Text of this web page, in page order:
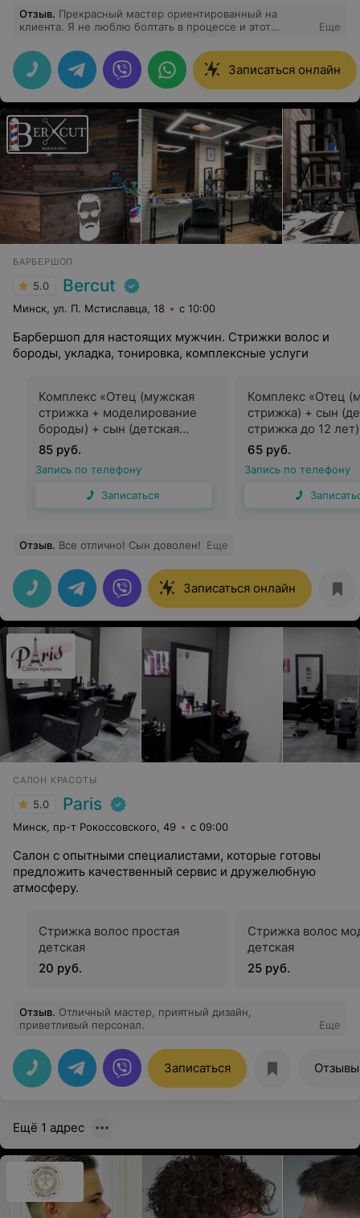
Отзыв. Прекрасный мастер ориентированный на
клиента. Я не люблю болтать в процессе и этот
меня это очень важно. Что касается самой работы,
Александара внимательна и аккуратна.. и не
маловажно - выполняет работу быстро. Мой топ
мастер уже несколько лет. Спасибо!
Еще
Записаться онлайн
БАРБЕРШОП
5.0 Bercut
Минск, ул. П. Мстиславца, 18 с 10:00
Барбершоп для настоящих мужчин. Стрижки волос и
бороды, укладка, тонировка, комплексные услуги
Комплекс «Отец (мужская
стрижка + моделирование
бороды) + сын (детская
стрижка до 12 лет)»
85 руб.
Запись по телефону
Записаться
Комплекс «Отец
стрижка) + сын
стрижка до 12
65 руб.
Запись по телефону
Отзыв. Все отлично! Сын доволен! Еще
Записаться онлайн
САЛОН КРАСОТЫ
5.0 Paris
Минск, пр-т Рокоссовского, 49 с 09:00
Салон с опытными специалистами, которые готовы
предложить качественный сервис и дружелюбную
атмосферу.
Стрижка волос простая
детская
20 руб.
Стрижка волос
детская
25 руб.
Отзыв. Отличный мастер, приятный дизайн,
приветливый персонал.
Еще
Записаться Отзывы
Ещё 1 адрес